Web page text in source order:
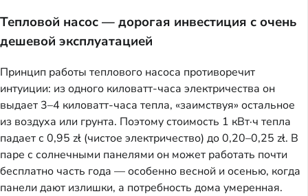
Тепловой насос — дорогая инвестиция с очень
дешевой эксплуатацией
Принцип работы теплового насоса противоречит
интуиции: из одного киловатт-часа электричества он
выдает 3–4 киловатт-часа тепла, «заимствуя» остальное
из воздуха или грунта. Поэтому стоимость 1 кВт·ч тепла
падает с 0,95 zł (чистое электричество) до 0,20–0,25 zł. В
паре с солнечными панелями он может работать почти
бесплатно часть года — особенно весной и осенью, когда
панели дают излишки, а потребность дома умеренная.